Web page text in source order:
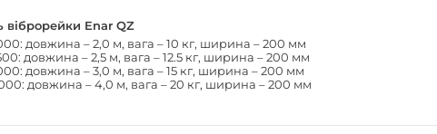
віброрейки Enar QZ
довжина – 2,0 м, вага – 10 кг, ширина – 200 мм
довжина – 2,5 м, вага – 12.5 кг, ширина – 200 мм
довжина – 3,0 м, вага – 15 кг, ширина – 200 мм
довжина – 4,0 м, вага – 20 кг, ширина – 200 мм